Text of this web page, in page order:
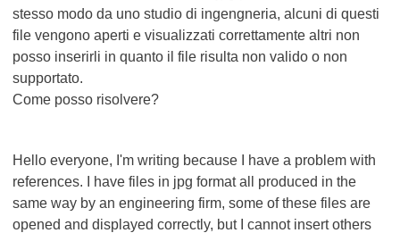
stesso modo da uno studio di ingengneria, alcuni di questi
file vengono aperti e visualizzati correttamente altri non
posso inserirli in quanto il file risulta non valido o non
supportato.
Come posso risolvere?
Hello everyone, I'm writing because I have a problem with
references. I have files in jpg format all produced in the
same way by an engineering firm, some of these files are
opened and displayed correctly, but I cannot insert others